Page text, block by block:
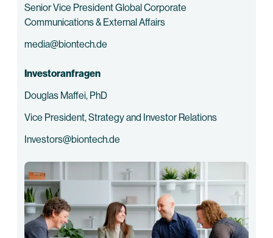
Senior Vice President Global Corporate
Communications & External Affairs
media@biontech.de
Investoranfragen
Douglas Maffei, PhD
Vice President, Strategy and Investor Relations
Investors@biontech.de